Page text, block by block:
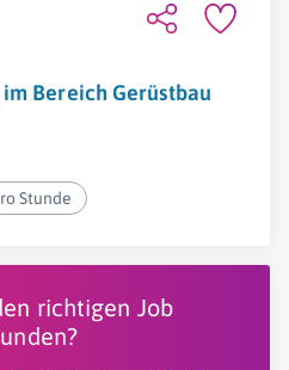
Bereich Gerüstbau
Stunde
richtigen Job